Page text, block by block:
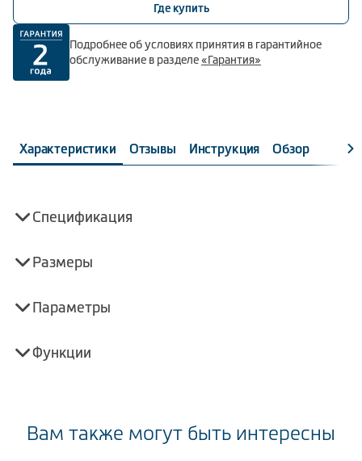
Где купить
Подробнее об условиях принятия в гарантийное
обслуживание в разделе«Гарантия»
Характеристики Отзывы Инструкция Обзор
Спецификация
Размеры
Параметры
Функции
Вам также могут быть интересны